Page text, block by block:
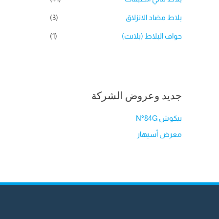
بلاط مضاد الانزلاق (3)
حواف البلاط (بلانت) (1)
جديد وعروض الشركة
بيكوش N°84G
معرض أسيهار